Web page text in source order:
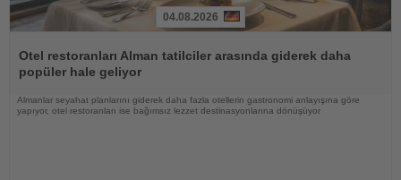
Oku
04.08.2026
Otel restoranları Alman tatilciler arasında giderek daha
popüler hale geliyor
Almanlar seyahat planlarını giderek daha fazla otellerin gastronomi anlayışına göre
yapıyor, otel restoranları ise bağımsız lezzet destinasyonlarına dönüşüyor